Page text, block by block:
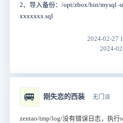
2、导入备份：/opt/zbox/bin/mysql -
xxxxxxx.sql
2024-02-27
2024-
🚐 刚失恋的西装 无门派
zentao/tmp/log/没有错误日志，执行